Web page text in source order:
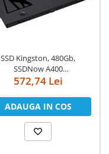
SSD Kingston, 480Gb,
SSDNow A400
"SA400S37/480G"
572,74 Lei
ADAUGA IN COS